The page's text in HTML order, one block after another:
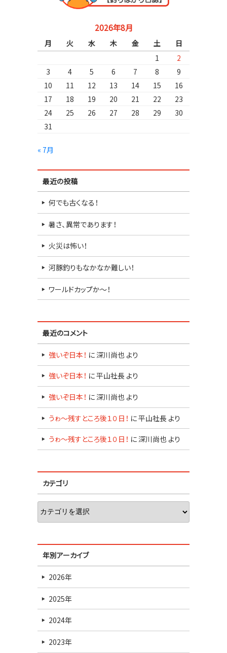
2026年8月
月 火 水 木 金 土
日
1
2
3
4 5 6 7 8
9
10
11 12 13 14 15
16
17
18 19 20 21 22
23
24
25 26 27 28 29
30
31
« 7月
最近の投稿
何でも古くなる！
暑さ、異常であります！
火災は怖い！
河豚釣りもなかなか難しい！
ワールドカップか～！
最近のコメント
強いぞ日本！ に 深川尚也 より
強いぞ日本！ に平山社長 より
強いぞ日本！ に 深川尚也 より
うゎ～残すところ後１０日！ に平山社長 より
うゎ～残すところ後１０日！ に 深川尚也 より
カテゴリ
年別アーカイブ
2026年
2025年
2024年
2023年